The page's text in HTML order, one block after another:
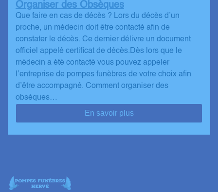
Organiser des Obsèques
Que faire en cas de décès ? Lors du décès d’un
proche, un médecin doit être contacté afin de
constater le décès. Ce dernier délivre un document
officiel appelé certificat de décès.Dès lors que le
médecin a été contacté vous pouvez appeler
l’entreprise de pompes funèbres de votre choix afin
d’être accompagné. Comment organiser des
obsèques…
En savoir plus